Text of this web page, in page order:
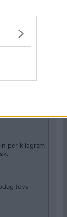
det
per kilogram
(dvs